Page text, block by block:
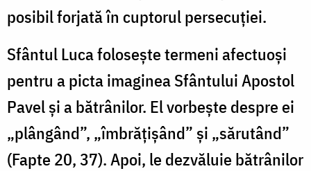
posibil forjată în cuptorul persecuției.
Sfântul Luca folosește termeni afectuoși
pentru a picta imaginea Sfântului Apostol
Pavel și a bătrânilor. El vorbește despre ei
„plângând”, „îmbrățișând” și „sărutând”
(Fapte 20, 37). Apoi, le dezvăluie bătrânilor